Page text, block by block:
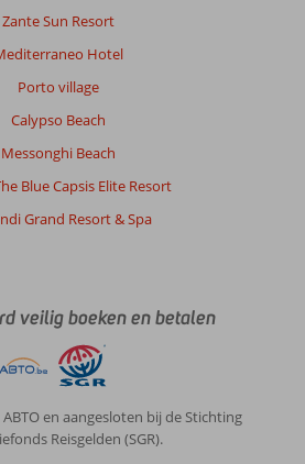
Zante Sun Resort
Hotel
Porto village
Calypso Beach
Messonghi Beach
Blue Capsis Elite Resort
Grand Resort & Spa
veilig boeken en betalen
en aangesloten bij de Stichting
Reisgelden (SGR).